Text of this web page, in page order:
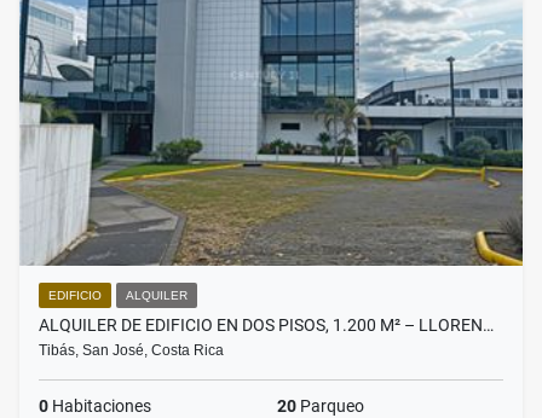
EDIFICIO ALQUILER
ALQUILER DE EDIFICIO EN DOS PISOS, 1.200 M² – LLOREN…
Tibás, San José, Costa Rica
0 Habitaciones 20 Parqueo